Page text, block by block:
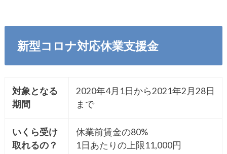
新型コロナ対応休業支援金
対象となる
期間
2020年4月1日から2021年2月28日
まで
いくら受け
取れるの？
休業前賃金の80%
1日あたりの上限11,000円